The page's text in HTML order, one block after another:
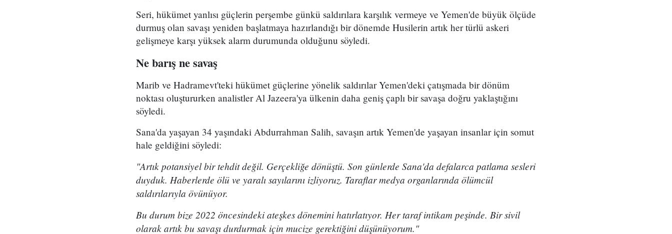
Seri, hükümet yanlısı güçlerin perşembe günkü saldırılara karşılık vermeye ve Yemen'de büyük ölçüde
durmuş olan savaşı yeniden başlatmaya hazırlandığı bir dönemde Husilerin artık her türlü askeri
gelişmeye karşı yüksek alarm durumunda olduğunu söyledi.
Ne barış ne savaş
Marib ve Hadramevt'teki hükümet güçlerine yönelik saldırılar Yemen'deki çatışmada bir dönüm
noktası oluştururken analistler Al Jazeera'ya ülkenin daha geniş çaplı bir savaşa doğru yaklaştığını
söyledi.
Sana'da yaşayan 34 yaşındaki Abdurrahman Salih, savaşın artık Yemen'de yaşayan insanlar için somut
hale geldiğini söyledi:
"Artık potansiyel bir tehdit değil. Gerçekliğe dönüştü. Son günlerde Sana'da defalarca patlama sesleri
duyduk. Haberlerde ölü ve yaralı sayılarını izliyoruz. Taraflar medya organlarında ölümcül
saldırılarıyla övünüyor.
Bu durum bize 2022 öncesindeki ateşkes dönemini hatırlatıyor. Her taraf intikam peşinde. Bir sivil
olarak artık bu savaşı durdurmak için mucize gerektiğini düşünüyorum."